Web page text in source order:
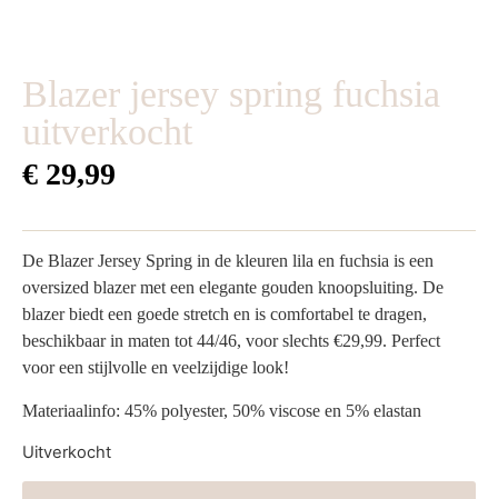
Blazer jersey spring fuchsia
uitverkocht
€ 29,99
De Blazer Jersey Spring in de kleuren lila en fuchsia is een
oversized blazer met een elegante gouden knoopsluiting. De
blazer biedt een goede stretch en is comfortabel te dragen,
beschikbaar in maten tot 44/46, voor slechts €29,99. Perfect
voor een stijlvolle en veelzijdige look!
Materiaalinfo: 45% polyester, 50% viscose en 5% elastan
Uitverkocht